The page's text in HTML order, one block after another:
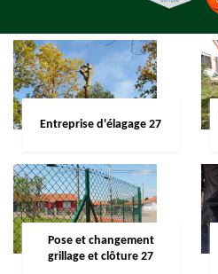
Entreprise d'élagage 27
Pose et changement
grillage et clôture 27